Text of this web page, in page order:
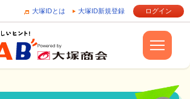
大塚IDとは 大塚ID新規登録 ログイン